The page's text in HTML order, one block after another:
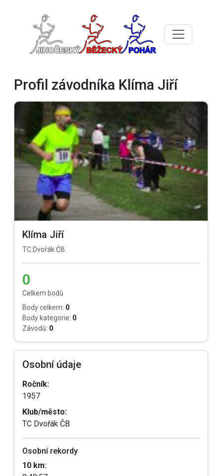
Profil závodníka Klíma Jiří
Klíma Jiří
TC Dvořák ČB
0
Celkem bodů
Body celkem: 0
Body kategorie: 0
Závodů: 0
Osobní údaje
Ročník:
1957
Klub/město:
TC Dvořák ČB
Osobní rekordy
10 km: